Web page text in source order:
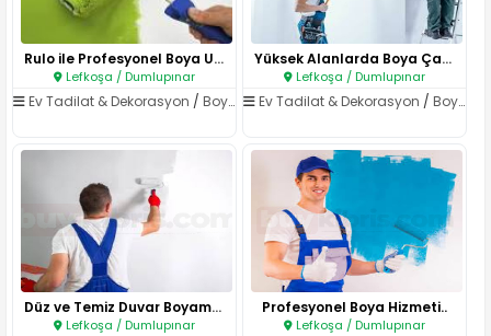
Rulo ile Profesyonel Boya Uygu..
Lefkoşa / Dumlupınar
Ev Tadilat & Dekorasyon / Boya & Badana
Yüksek Alanlarda Boya Çalışmas..
Lefkoşa / Dumlupınar
Ev Tadilat & Dekorasyon /Boya & Badana
Düz ve Temiz Duvar Boyama..
Lefkoşa / Dumlupınar
Profesyonel Boya Hizmeti..
Lefkoşa / Dumlupınar